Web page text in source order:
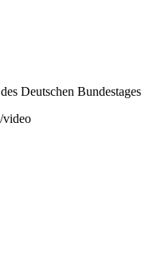
Deutschen Bundestages
video